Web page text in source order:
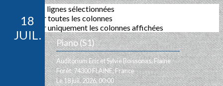
Exporter les lignes sélectionnées
Exporter toutes les colonnes
Exporter uniquement les colonnes affichées
18
JUIL.
Piano (S1)
Auditorium Eric et Sylvie Boissonas, Flaine
Forêt, 74300 FLAINE, France
Le 18 juil. 2026, 00:00